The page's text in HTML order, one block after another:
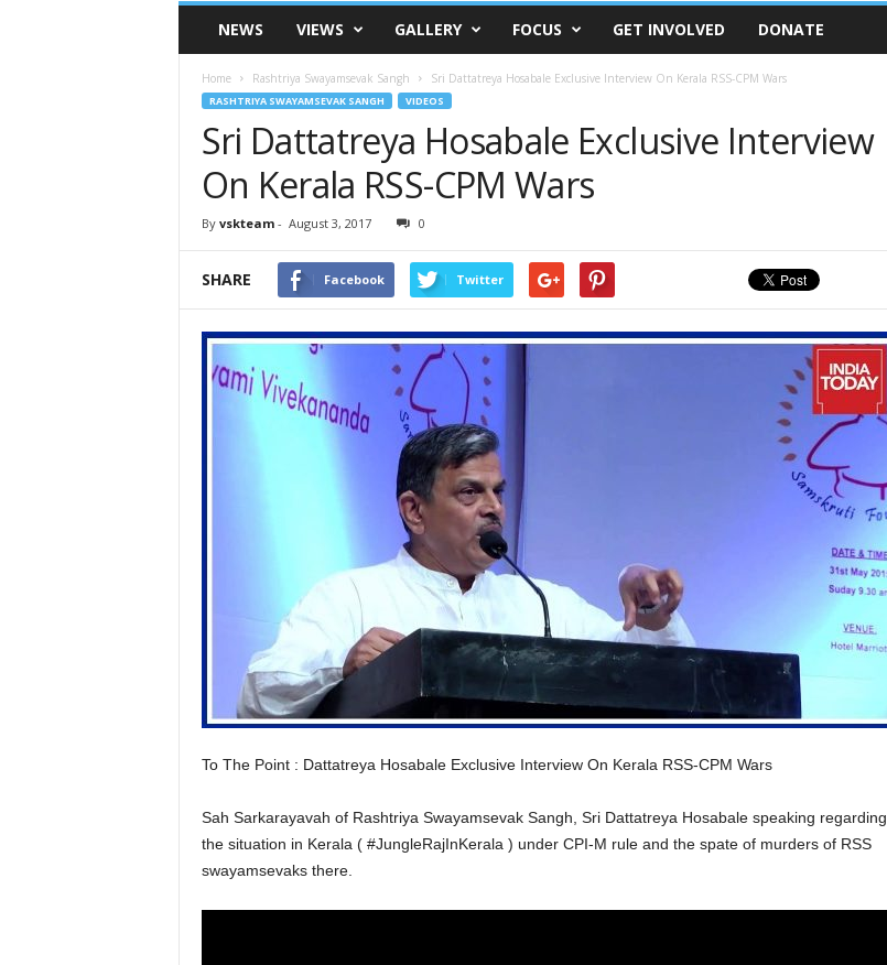
VSK
TelanganaNEWS VIEWS GALLERY FOCUS GET INVOLVED DONATE
Home Rashtriya Swayamsevak Sangh Sri Dattatreya Hosabale Exclusive Interview On Kerala RSS-CPM Wars
RASHTRIYA SWAYAMSEVAK SANGH VIDEOS
Sri Dattatreya Hosabale Exclusive Interview
On Kerala RSS-CPM Wars
By vskteam- August 3, 2017 0
SHARE Facebook Twitter
To The Point : Dattatreya Hosabale Exclusive Interview On Kerala RSS-CPM Wars
Sah Sarkarayavah of Rashtriya Swayamsevak Sangh, Sri Dattatreya Hosabale speaking regarding
the situation in Kerala ( #JungleRajInKerala ) under CPI-M rule and the spate of murders of RSS
swayamsevaks there.